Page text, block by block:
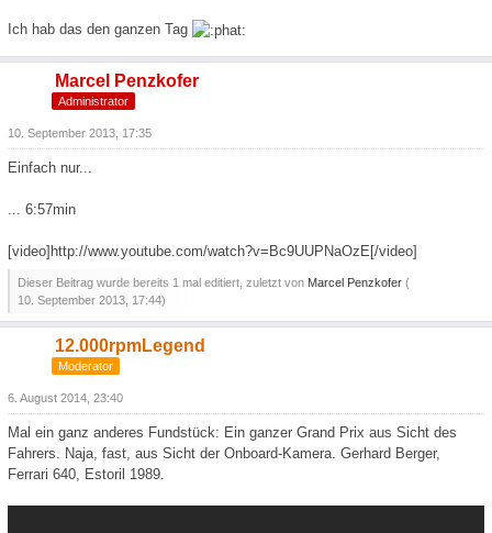
Ich hab das den ganzen Tag
Marcel Penzkofer
Administrator
10. September 2013, 17:35
Einfach nur...
... 6:57min
[video]http://www.youtube.com/watch?v=Bc9UUPNaOzE[/video]
Dieser Beitrag wurde bereits 1 mal editiert, zuletzt von Marcel Penzkofer (
10. September 2013, 17:44)
12.000rpmLegend
Moderator
6. August 2014, 23:40
Mal ein ganz anderes Fundstück: Ein ganzer Grand Prix aus Sicht des
Fahrers. Naja, fast, aus Sicht der Onboard-Kamera. Gerhard Berger,
Ferrari 640, Estoril 1989.